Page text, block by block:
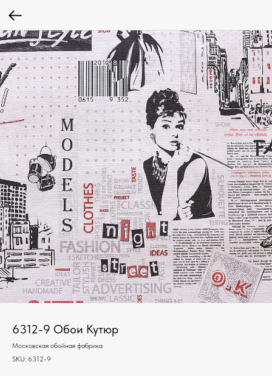
6312-9 Обои Кутюр
Московская обойная фабрика
SKU: 6312-9